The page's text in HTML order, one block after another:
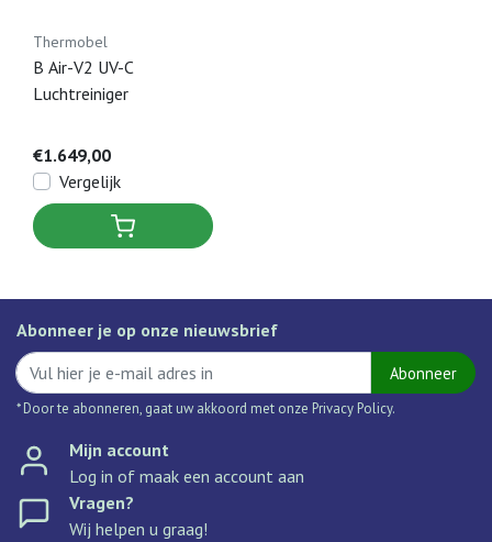
Thermobel
B Air-V2 UV-C
Luchtreiniger
€1.649,00
Vergelijk
Abonneer je op onze nieuwsbrief
Abonneer
* Door te abonneren, gaat uw akkoord met onze Privacy Policy.
Mijn account
Log in of maak een account aan
Vragen?
Wij helpen u graag!